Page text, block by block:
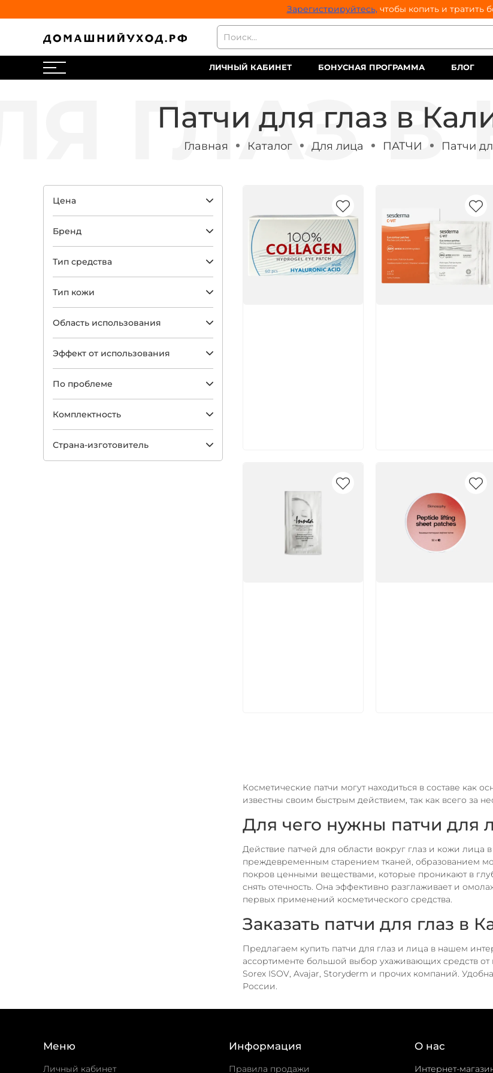
Зарегистрируйтесь,чтобы копить и тратить
ЛИЧНЫЙ КАБИНЕТ БОНУСНАЯ ПРОГРАММА БЛОГ
Патчи для глаз в
Главная Каталог Для лица ПАТЧИ Патчи
Косметические патчи могут находиться в составе как
известны своим быстрым действием, так как всего за
Для чего нужны патчи для
Действие патчей для области вокруг глаз и кожи лица
преждевременным старением тканей, образованием
покров ценными веществами, которые проникают в
снять отечность. Она эффективно разглаживает и
первых применений косметического средства.
Заказать патчи для глаз в
Предлагаем купить патчи для глаз и лица в нашем
ассортименте большой выбор ухаживающих средств
Sorex ISOV, Avajar, Storyderm и прочих компаний.
России.
Цена
Бренд
Тип средства
Тип кожи
Область использования
Эффект от использования
По проблеме
Комплектность
Страна-изготовитель
Меню
Личный кабинет
Информация
Правила продажи
О нас
Интернет-